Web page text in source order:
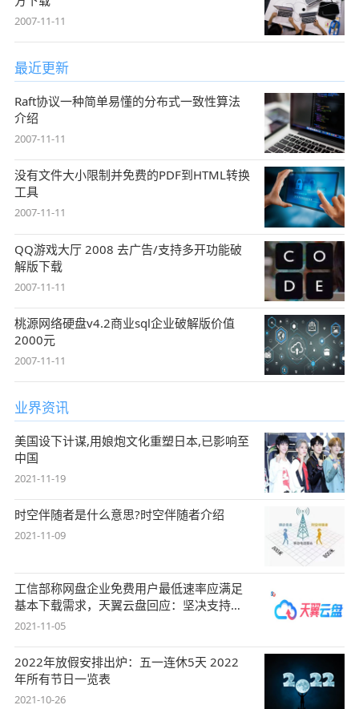
2007-11-11
最近更新
Raft协议一种简单易懂的分布式一致性算法
介绍
2007-11-11
没有文件大小限制并免费的PDF到HTML转换
工具
2007-11-11
QQ游戏大厅 2008 去广告/支持多开功能破
解版下载
2007-11-11
桃源网络硬盘v4.2商业sql企业破解版价值
2000元
2007-11-11
业界资讯
美国设下计谋,用娘炮文化重塑日本,已影响至
中国
2021-11-19
时空伴随者是什么意思?时空伴随者介绍
2021-11-09
工信部称网盘企业免费用户最低速率应满足
基本下载需求，天翼云盘回应：坚决支持，
始终
2021-11-05
2022年放假安排出炉：五一连休5天 2022
年所有节日一览表
2021-10-26